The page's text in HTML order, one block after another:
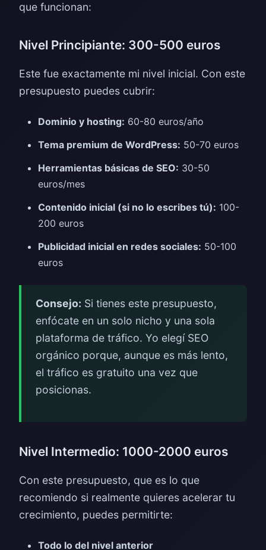
que funcionan:
Nivel Principiante: 300-500 euros
Este fue exactamente mi nivel inicial. Con este
presupuesto puedes cubrir:
Dominio y hosting: 60-80 euros/año
Tema premium de WordPress: 50-70 euros
Herramientas básicas de SEO: 30-50
euros/mes
Contenido inicial (si no lo escribes tú): 100-
200 euros
Publicidad inicial en redes sociales: 50-100
euros
Consejo: Si tienes este presupuesto,
enfócate en un solo nicho y una sola
plataforma de tráfico. Yo elegí SEO
orgánico porque, aunque es más lento,
el tráfico es gratuito una vez que
posicionas.
Nivel Intermedio: 1000-2000 euros
Con este presupuesto, que es lo que
recomiendo si realmente quieres acelerar tu
crecimiento, puedes permitirte:
Todo lo del nivel anterior